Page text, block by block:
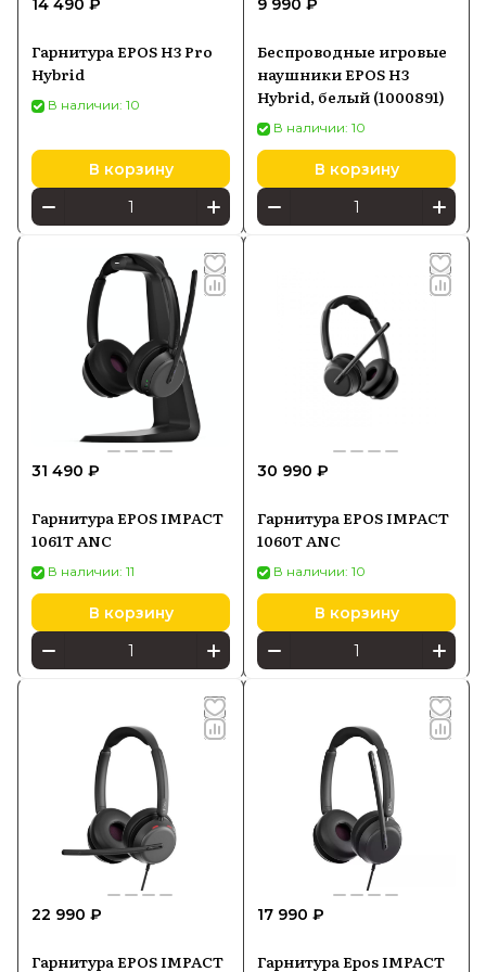
можно в Batya Store с официальной
по России по выгодной цене.
14 490 ₽
Гарнитура EPOS H3 Pro
Hybrid
В наличии: 10
В корзину
9 990 ₽
Беспроводные игровые
наушники EPOS H3
Hybrid, белый (1000891)
В наличии: 10
В корзину
31 490 ₽
Гарнитура EPOS IMPACT
1061T ANC
В наличии: 11
В корзину
30 990 ₽
Гарнитура EPOS IMPACT
1060T ANC
В наличии: 10
В корзину
22 990 ₽
Гарнитура EPOS IMPACT
17 990 ₽
Гарнитура Epos IMPACT